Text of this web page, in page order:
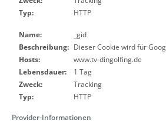
Typ:
HTTP
Name:
_gid
Beschreibung: Dieser Cookie wird für
Hosts:
www.tv-dingolfing.de
Lebensdauer:
1 Tag
Zweck:
Tracking
Typ:
HTTP
Provider-Informationen